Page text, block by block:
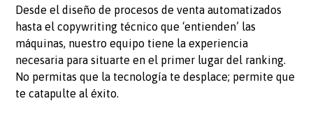
Desde el diseño de procesos de venta automatizados
hasta el copywriting técnico que ‘entienden’ las
máquinas, nuestro equipo tiene la experiencia
necesaria para situarte en el primer lugar del ranking.
No permitas que la tecnología te desplace; permite que
te catapulte al éxito.